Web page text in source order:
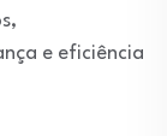
e eficiência